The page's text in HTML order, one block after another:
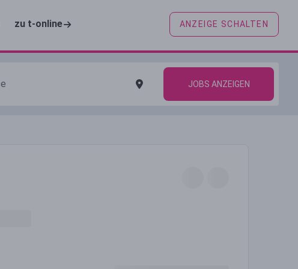
zu t-online ANZEIGE SCHALTEN
JOBS ANZEIGEN